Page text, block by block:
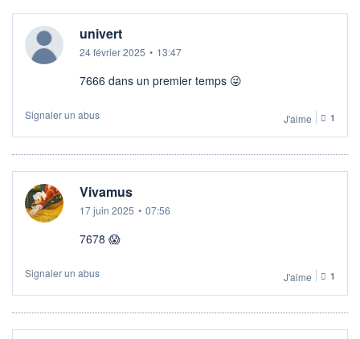
univert
24 février 2025 • 13:47
7666 dans un premier temps 😜
Signaler un abus J'aime 1
Vivamus
17 juin 2025 • 07:56
7678 😱
Signaler un abus J'aime 1